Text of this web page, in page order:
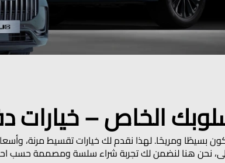
الخاص –
بسيطًا ومريحًا. لهذا نقدم لك خيارات تقسيط مرنة،
نحن هنا لنضمن لك تجربة شراء سلسة ومصممة حسب